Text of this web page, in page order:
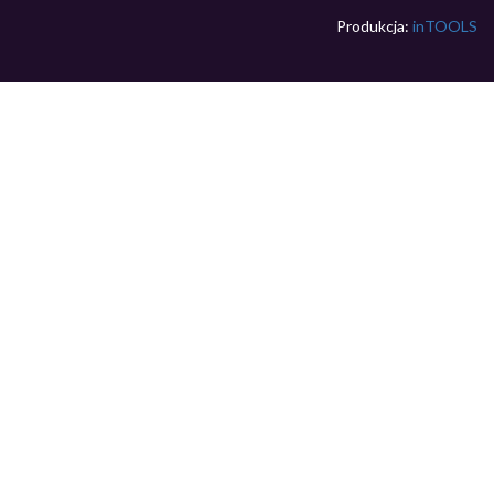
Produkcja: inTOOLS